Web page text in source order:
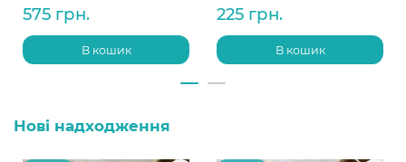
575 грн.
В кошик
225 грн.
В кошик
Нові надходження